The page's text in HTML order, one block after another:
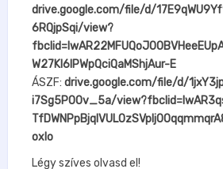
drive.google.com/file/d/
6RQjpSqi/view?
W27Kl6IPWpQciQaMShjAur-E
ÁSZF: drive.google.com/file/d/
i7Sg5PO0v_5a/
oxlo
Légy szíves olvasd el!